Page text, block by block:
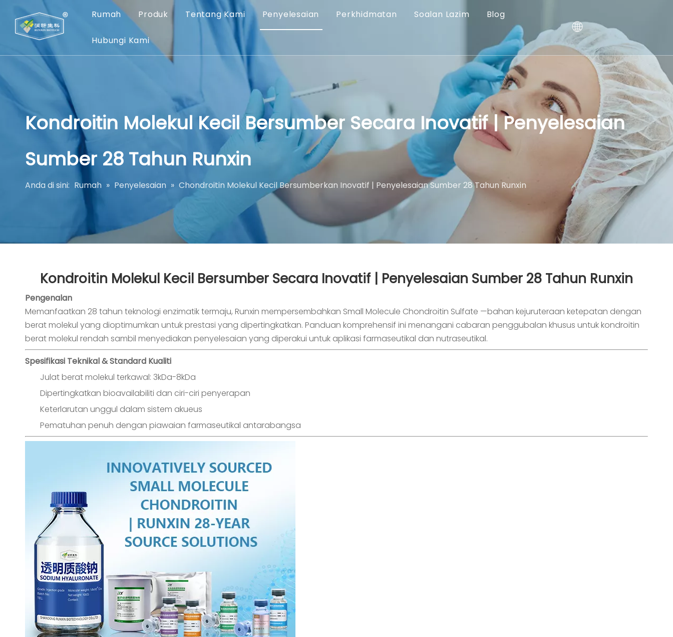
Rumah Produk Tentang Kami Penyelesaian Perkhidmatan Soalan Lazim Blog
Hubungi Kami
Kondroitin Molekul Kecil Bersumber Secara Inovatif | Penyelesaian
Sumber 28 Tahun Runxin
Anda di sini: Rumah » Penyelesaian » Chondroitin Molekul Kecil Bersumberkan Inovatif | Penyelesaian Sumber 28 Tahun Runxin
Kondroitin Molekul Kecil Bersumber Secara Inovatif | Penyelesaian Sumber 28 Tahun Runxin
Pengenalan
Memanfaatkan 28 tahun teknologi enzimatik termaju, Runxin mempersembahkan Small Molecule Chondroitin Sulfate —bahan kejuruteraan ketepatan dengan
berat molekul yang dioptimumkan untuk prestasi yang dipertingkatkan. Panduan komprehensif ini menangani cabaran penggubalan khusus untuk kondroitin
berat molekul rendah sambil menyediakan penyelesaian yang diperakui untuk aplikasi farmaseutikal dan nutraseutikal.
Spesifikasi Teknikal & Standard Kualiti
Julat berat molekul terkawal: 3kDa-8kDa
Dipertingkatkan bioavailabiliti dan ciri-ciri penyerapan
Keterlarutan unggul dalam sistem akueus
Pematuhan penuh dengan piawaian farmaseutikal antarabangsa